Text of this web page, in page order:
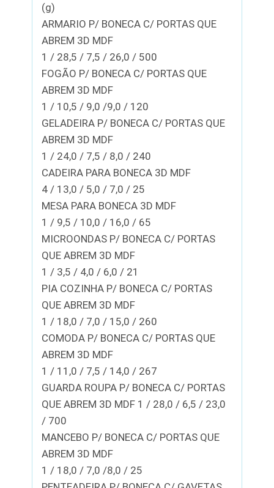
(g)
ARMARIO P/ BONECA C/ PORTAS QUE
ABREM 3D MDF
1 / 28,5 / 7,5 / 26,0 / 500
FOGÃO P/ BONECA C/ PORTAS QUE
ABREM 3D MDF
1 / 10,5 / 9,0 /9,0 / 120
GELADEIRA P/ BONECA C/ PORTAS QUE
ABREM 3D MDF
1 / 24,0 / 7,5 / 8,0 / 240
CADEIRA PARA BONECA 3D MDF
4 / 13,0 / 5,0 / 7,0 / 25
MESA PARA BONECA 3D MDF
1 / 9,5 / 10,0 / 16,0 / 65
MICROONDAS P/ BONECA C/ PORTAS
QUE ABREM 3D MDF
1 / 3,5 / 4,0 / 6,0 / 21
PIA COZINHA P/ BONECA C/ PORTAS
QUE ABREM 3D MDF
1 / 18,0 / 7,0 / 15,0 / 260
COMODA P/ BONECA C/ PORTAS QUE
ABREM 3D MDF
1 / 11,0 / 7,5 / 14,0 / 267
GUARDA ROUPA P/ BONECA C/ PORTAS
QUE ABREM 3D MDF 1 / 28,0 / 6,5 / 23,0
/ 700
MANCEBO P/ BONECA C/ PORTAS QUE
ABREM 3D MDF
1 / 18,0 / 7,0 /8,0 / 25